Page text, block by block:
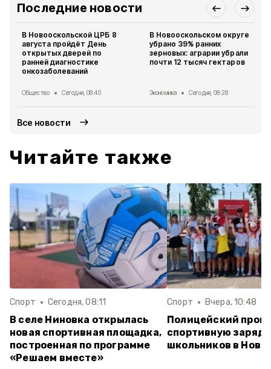
Последние новости
В Новооскольской ЦРБ 8
августа пройдёт День
открытых дверей по
ранней диагностике
онкозаболеваний
Общество Сегодня, 08:40
В Новооскольском округе
убрано 39% ранних
зерновых: аграрии убрали
почти 12 тысяч гектаров
Экономика Сегодня, 08:28
Все новости
Читайте также
Спорт Сегодня, 08:11
В селе Ниновка открылась
новая спортивная площадка,
построенная по программе
«Решаем вместе»
Спорт Вчера, 10:48
Полицейский
спортивную
школьников в